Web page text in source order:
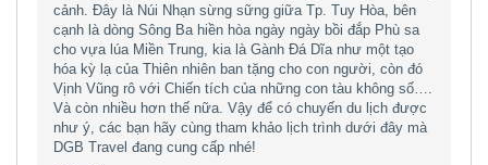
cảnh. Đây là Núi Nhạn sừng sững giữa Tp. Tuy Hòa, bên
cạnh là dòng Sông Ba hiền hòa ngày ngày bồi đắp Phù sa
cho vựa lúa Miền Trung, kia là Gành Đá Dĩa như một tạo
hóa kỳ lạ của Thiên nhiên ban tặng cho con người, còn đó
Vịnh Vũng rô với Chiến tích của những con tàu không số….
Và còn nhiều hơn thế nữa. Vậy để có chuyến du lịch được
như ý, các bạn hãy cùng tham khảo lịch trình dưới đây mà
DGB Travel đang cung cấp nhé!